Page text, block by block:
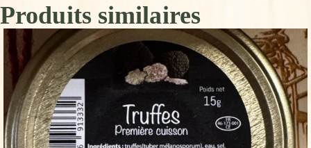
Produits similaires